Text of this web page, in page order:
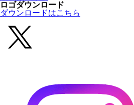
ロゴダウンロード
ダウンロードはこちら